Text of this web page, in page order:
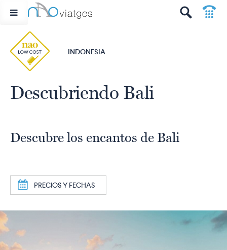
INDONESIA
Descubriendo Bali
Descubre los encantos de Bali
a PRECIOS Y FECHAS
t
p